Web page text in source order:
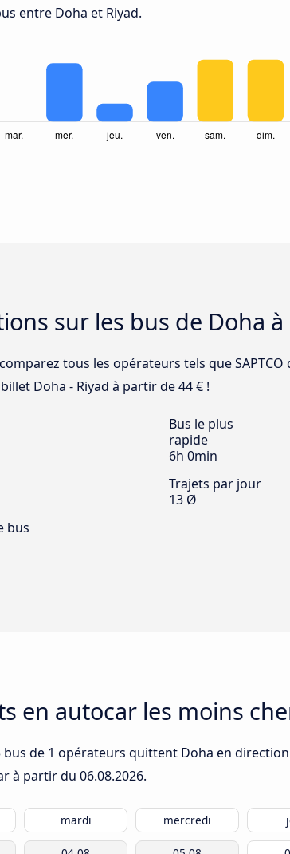
entre Doha et Riyad.
sur les bus de Doha à
tous les opérateurs tels que
Doha - Riyad à partir de 44 € !
Bus le plus
rapide
6h 0min
Trajets par jour
13 Ø
bus
en autocar les moins
bus de 1 opérateurs quittent Doha en
à partir du 06.08.2026.
mardi mercredi